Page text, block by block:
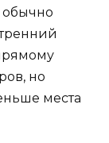
обычно
но
места